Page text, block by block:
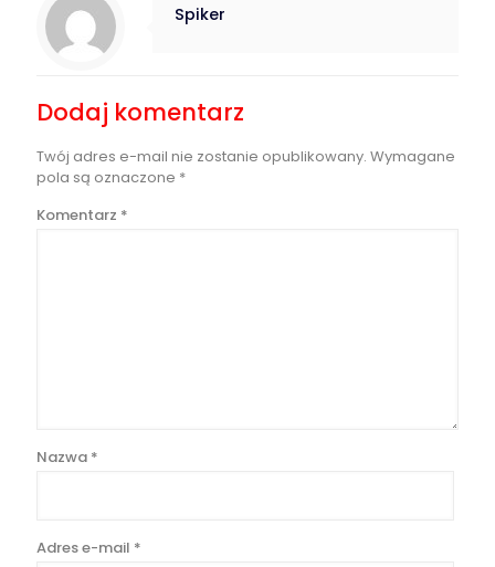
Spiker
Dodaj komentarz
Twój adres e-mail nie zostanie opublikowany. Wymagane
pola są oznaczone *
Komentarz *
Nazwa *
Adres e-mail *